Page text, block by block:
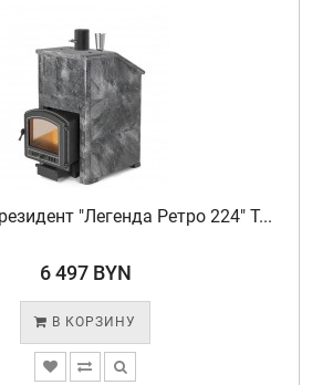
"Легенда Ретро 224" Т...
6 497 BYN
В КОРЗИНУ